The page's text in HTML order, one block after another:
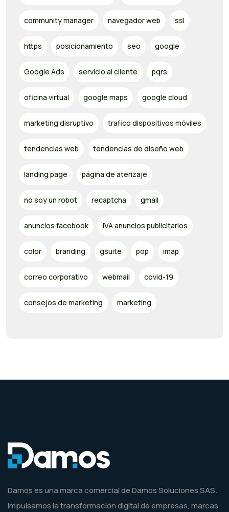
community manager navegador web ssl
https posicionamiento seo google
Google Ads servicio al cliente pqrs
oficina virtual google maps google cloud
marketing disruptivo trafico dispositivos móviles
tendencias web tendencias de diseño web
landing page página de aterizaje
no soy un robot recaptcha gmail
anuncios facebook IVA anuncios publicitarios
color branding gsuite pop imap
correo corporativo webmail covid-19
consejos de marketing marketing
Damos es una marca comercial de Damos Soluciones SAS.
Impulsamos la transformación digital de empresas, marcas